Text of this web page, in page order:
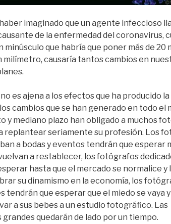
imaginado que un agente infeccioso
de la enfermedad del coronavirus,
minúsculo que habría que poner más de 20
milímetro, causaría tantos cambios en
es ajena a los efectos que ha producido la
cambios que se han generado en todo el
y mediano plazo han obligado a muchos
replantear seriamente su profesión. Los
a bodas y eventos tendrán que esperar
a restablecer, los fotógrafos
hasta que el mercado se normalice y
su dinamismo en la economía, los
tendrán que esperar que el miedo se vaya
a sus bebes a un estudio fotográfico. Las
quedarán de lado por un tiempo.